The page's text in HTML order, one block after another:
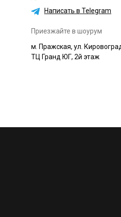
Написать в Telegram
м. Пражская, ул.
ТЦ Гранд ЮГ, 2й этаж
Приезжайте в шоурум